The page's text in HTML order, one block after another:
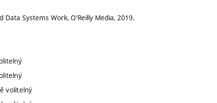
Systems Work, O'Reilly Media, 2019.
volitelný